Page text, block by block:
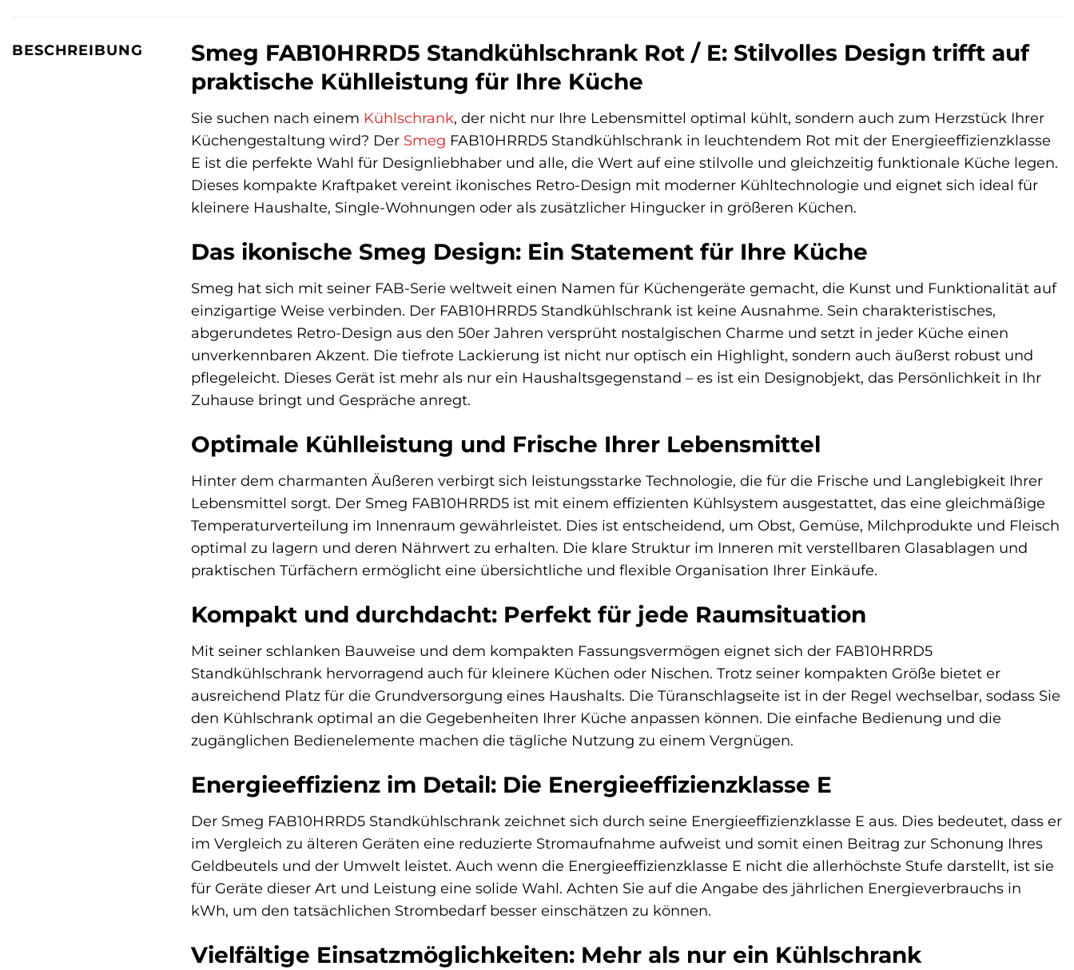
BESCHREIBUNG
Smeg FAB10HRRD5 Standkühlschrank Rot / E: Stilvolles Design trifft auf
praktische Kühlleistung für Ihre Küche
Sie suchen nach einem Kühlschrank, der nicht nur Ihre Lebensmittel optimal kühlt, sondern auch zum Herzstück Ihrer
Küchengestaltung wird? Der Smeg FAB10HRRD5 Standkühlschrank in leuchtendem Rot mit der Energieeffizienzklasse
E ist die perfekte Wahl für Designliebhaber und alle, die Wert auf eine stilvolle und gleichzeitig funktionale Küche legen.
Dieses kompakte Kraftpaket vereint ikonisches Retro-Design mit moderner Kühltechnologie und eignet sich ideal für
kleinere Haushalte, Single-Wohnungen oder als zusätzlicher Hingucker in größeren Küchen.
Das ikonische Smeg Design: Ein Statement für Ihre Küche
Smeg hat sich mit seiner FAB-Serie weltweit einen Namen für Küchengeräte gemacht, die Kunst und Funktionalität auf
einzigartige Weise verbinden. Der FAB10HRRD5 Standkühlschrank ist keine Ausnahme. Sein charakteristisches,
abgerundetes Retro-Design aus den 50er Jahren versprüht nostalgischen Charme und setzt in jeder Küche einen
unverkennbaren Akzent. Die tiefrote Lackierung ist nicht nur optisch ein Highlight, sondern auch äußerst robust und
pflegeleicht. Dieses Gerät ist mehr als nur ein Haushaltsgegenstand – es ist ein Designobjekt, das Persönlichkeit in Ihr
Zuhause bringt und Gespräche anregt.
Optimale Kühlleistung und Frische Ihrer Lebensmittel
Hinter dem charmanten Äußeren verbirgt sich leistungsstarke Technologie, die für die Frische und Langlebigkeit Ihrer
Lebensmittel sorgt. Der Smeg FAB10HRRD5 ist mit einem effizienten Kühlsystem ausgestattet, das eine gleichmäßige
Temperaturverteilung im Innenraum gewährleistet. Dies ist entscheidend, um Obst, Gemüse, Milchprodukte und Fleisch
optimal zu lagern und deren Nährwert zu erhalten. Die klare Struktur im Inneren mit verstellbaren Glasablagen und
praktischen Türfächern ermöglicht eine übersichtliche und flexible Organisation Ihrer Einkäufe.
Kompakt und durchdacht: Perfekt für jede Raumsituation
Mit seiner schlanken Bauweise und dem kompakten Fassungsvermögen eignet sich der FAB10HRRD5
Standkühlschrank hervorragend auch für kleinere Küchen oder Nischen. Trotz seiner kompakten Größe bietet er
ausreichend Platz für die Grundversorgung eines Haushalts. Die Türanschlagseite ist in der Regel wechselbar, sodass Sie
den Kühlschrank optimal an die Gegebenheiten Ihrer Küche anpassen können. Die einfache Bedienung und die
zugänglichen Bedienelemente machen die tägliche Nutzung zu einem Vergnügen.
Energieeffizienz im Detail: Die Energieeffizienzklasse E
Der Smeg FAB10HRRD5 Standkühlschrank zeichnet sich durch seine Energieeffizienzklasse E aus. Dies bedeutet, dass er
im Vergleich zu älteren Geräten eine reduzierte Stromaufnahme aufweist und somit einen Beitrag zur Schonung Ihres
Geldbeutels und der Umwelt leistet. Auch wenn die Energieeffizienzklasse E nicht die allerhöchste Stufe darstellt, ist sie
für Geräte dieser Art und Leistung eine solide Wahl. Achten Sie auf die Angabe des jährlichen Energieverbrauchs in
kWh, um den tatsächlichen Strombedarf besser einschätzen zu können.
Vielfältige Einsatzmöglichkeiten: Mehr als nur ein Kühlschrank